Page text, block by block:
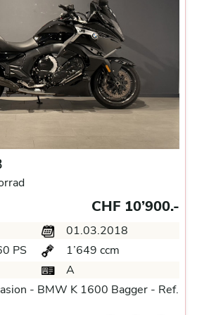
CHF 10’900.-
01.03.2018
PS
1’649 ccm
A
- BMW K 1600 Bagger - Ref.